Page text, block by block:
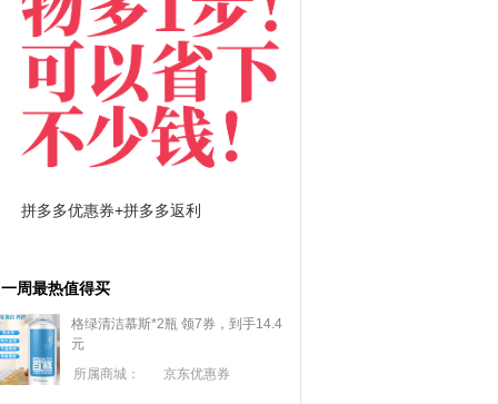
拼多多优惠券+拼多多返利
一周最热值得买
格绿清洁慕斯*2瓶 领7券，到手14.4
元
所属商城：
京东优惠券